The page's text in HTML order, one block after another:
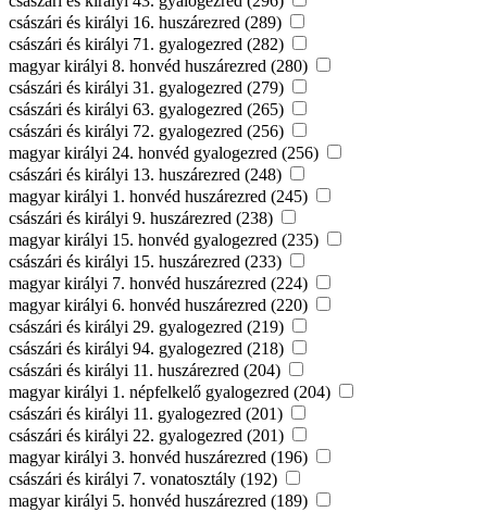
császári és királyi 16. huszárezred (289)
császári és királyi 71. gyalogezred (282)
magyar királyi 8. honvéd huszárezred (280)
császári és királyi 31. gyalogezred (279)
császári és királyi 63. gyalogezred (265)
császári és királyi 72. gyalogezred (256)
magyar királyi 24. honvéd gyalogezred (256)
császári és királyi 13. huszárezred (248)
magyar királyi 1. honvéd huszárezred (245)
császári és királyi 9. huszárezred (238)
magyar királyi 15. honvéd gyalogezred (235)
császári és királyi 15. huszárezred (233)
magyar királyi 7. honvéd huszárezred (224)
magyar királyi 6. honvéd huszárezred (220)
császári és királyi 29. gyalogezred (219)
császári és királyi 94. gyalogezred (218)
császári és királyi 11. huszárezred (204)
magyar királyi 1. népfelkelő gyalogezred (204)
császári és királyi 11. gyalogezred (201)
császári és királyi 22. gyalogezred (201)
magyar királyi 3. honvéd huszárezred (196)
császári és királyi 7. vonatosztály (192)
magyar királyi 5. honvéd huszárezred (189)